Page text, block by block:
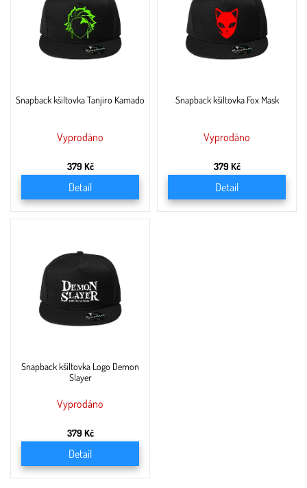
Snapback kšiltovka Tanjiro Kamado
Vyprodáno
379 Kč
Detail
Snapback kšiltovka Fox Mask
Vyprodáno
379 Kč
Detail
Snapback kšiltovka Logo Demon
Slayer
Vyprodáno
379 Kč
Detail